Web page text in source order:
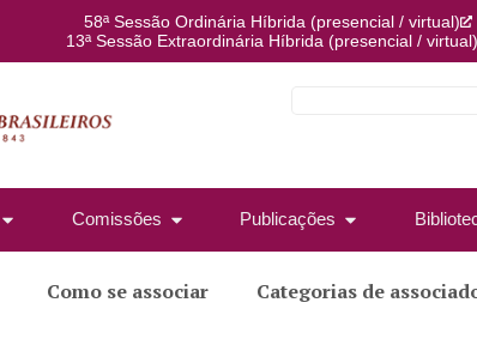
58ª Sessão Ordinária Híbrida (presencial / virtual)
13ª Sessão Extraordinária Híbrida (presencial / virtual)
Comissões Publicações
Como se associar Categorias de